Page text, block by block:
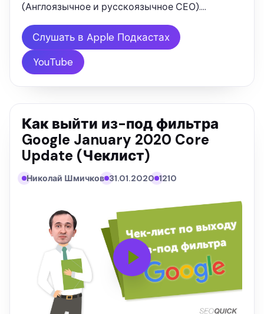
(Англоязычное и русскоязычное СЕО).
сегодня покупаете ссылки? Это часто
задаваемый вопрос нашими клиентами,
причём мы проводили …
Слушать в Apple Подкастах
YouTube
Как выйти из-под фильтра
Google January 2020 Core
Update (Чеклист)
Николай Шмичков 31.01.2020 1210